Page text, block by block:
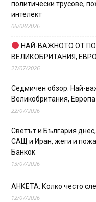
политически трусове,
интелект
06/08/2026
НАЙ-ВАЖНОТО ОТ
ВЕЛИКОБРИТАНИЯ,
27/07/2026
Седмичен обзор: Най-
Великобритания,
22/07/2026
Светът и България
САЩ и Иран, жеги и
Банкок
13/07/2026
АНКЕТА: Колко често
12/07/2026